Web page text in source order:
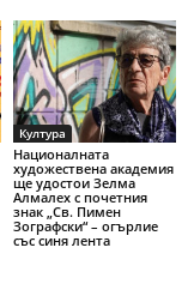
Култура
Националната
художествена академия
ще удостои Зелма
Алмалех с почетния
знак „Св. Пимен
Зографски“ – огърлие
със синя лента